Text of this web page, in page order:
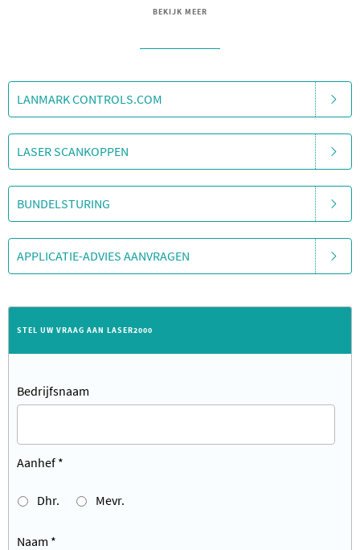
BEKIJK MEER
LANMARK CONTROLS.COM
LASER SCANKOPPEN
BUNDELSTURING
APPLICATIE-ADVIES AANVRAGEN
STEL UW VRAAG AAN LASER2000
Bedrijfsnaam
Aanhef *
Dhr. Mevr.
Naam *